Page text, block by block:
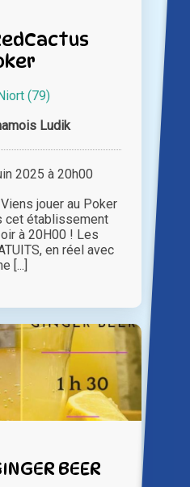
Niort (79)
Ludik
2025 à 20h00
Viens jouer au Poker
cet établissement
à 20H00 ! Les
en réel avec
[...]
BEER